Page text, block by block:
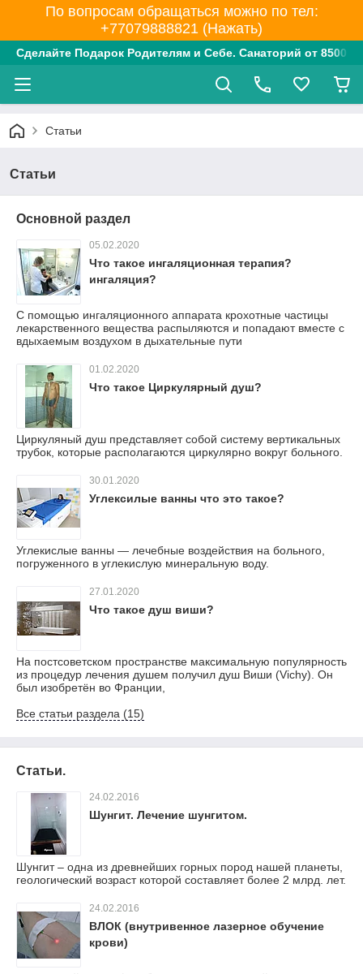
По вопросам обращаться можно по тел:
+77079888821 (Нажать)
Сделайте Подарок Родителям и Себе. Санаторий от 8500 тг
Статьи
Статьи
Основной раздел
05.02.2020
Что такое ингаляционная терапия?
ингаляция?
С помощью ингаляционного аппарата крохотные частицы
лекарственного вещества распыляются и попадают вместе с
вдыхаемым воздухом в дыхательные пути
01.02.2020
Что такое Циркулярный душ?
Циркуляный душ представляет собой систему вертикальных
трубок, которые располагаются циркулярно вокруг больного.
30.01.2020
Углексилые ванны что это такое?
Углекислые ванны — лечебные воздействия на больного,
погруженного в углекислую минеральную воду.
27.01.2020
Что такое душ виши?
На постсоветском пространстве максимальную популярность
из процедур лечения душем получил душ Виши (Vichy). Он
был изобретён во Франции,
Все статьи раздела (15)
Статьи.
24.02.2016
Шунгит. Лечение шунгитом.
Шунгит – одна из древнейших горных пород нашей планеты,
геологический возраст которой составляет более 2 млрд. лет.
24.02.2016
ВЛОК (внутривенное лазерное обучение
крови)